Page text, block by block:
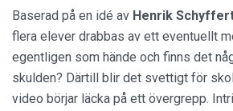
Baserad på en idé av Henrik
flera elever drabbas av ett eventuellt
egentligen som hände och finns det
skulden? Därtill blir det svettigt för
video börjar läcka på ett övergrepp.